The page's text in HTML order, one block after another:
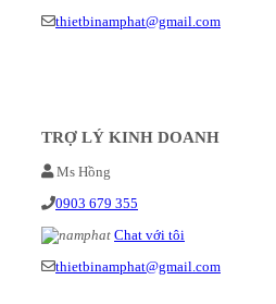
thietbinamphat@gmail.com
TRỢ LÝ KINH DOANH
Ms Hồng
0903 679 355
Chat với tôi
thietbinamphat@gmail.com